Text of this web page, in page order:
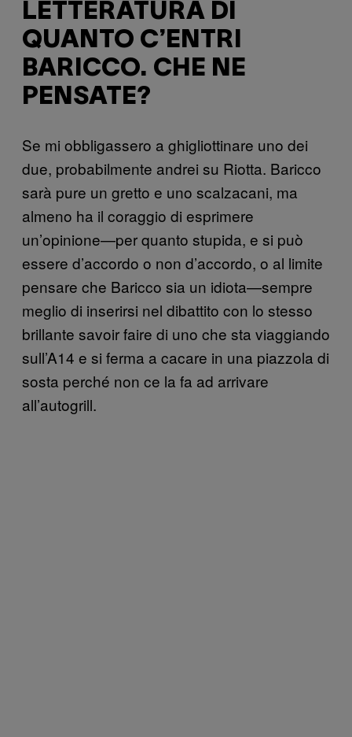
LETTERATURA DI
QUANTO C’ENTRI
BARICCO. CHE NE
PENSATE?
Se mi obbligassero a ghigliottinare uno dei
due, probabilmente andrei su Riotta. Baricco
sarà pure un gretto e uno scalzacani, ma
almeno ha il coraggio di esprimere
un’opinione—per quanto stupida, e si può
essere d’accordo o non d’accordo, o al limite
pensare che Baricco sia un idiota—sempre
meglio di inserirsi nel dibattito con lo stesso
brillante savoir faire di uno che sta viaggiando
sull’A14 e si ferma a cacare in una piazzola di
sosta perché non ce la fa ad arrivare
all’autogrill.